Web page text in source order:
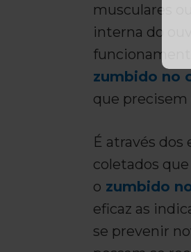
musculares
interna do
zumbido no
que
É através
coletados
o zumbido
eficaz as
se prevenir